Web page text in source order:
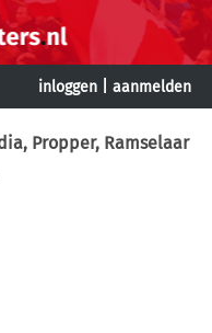
inloggen aanmelden
Propper, Ramselaar